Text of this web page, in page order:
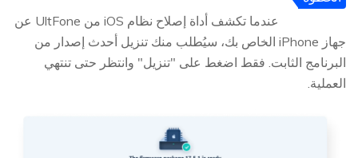
عندما تكشف أداة إصلاح نظام iOS من UltFone عن
جهاز iPhone الخاص بك، سيُطلب منك تنزيل أحدث إصدار من
البرنامج الثابت. فقط اضغط على "تنزيل" وانتظر حتى تنتهي
العملية.